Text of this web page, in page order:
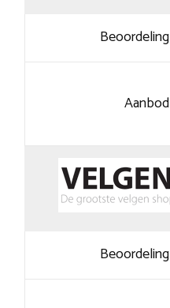
Beoordeling
Aanbod
Beoordeling